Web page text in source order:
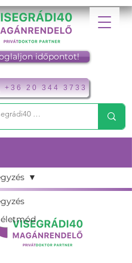
+36 20 344 3733
időpontot!
életmód